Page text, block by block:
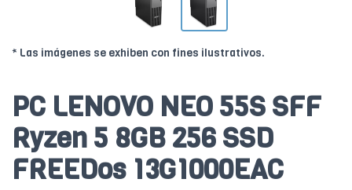
* Las imágenes se exhiben con fines ilustrativos.
PC LENOVO NEO 55S SFF
Ryzen 5 8GB 256 SSD
FREEDos 13G1000EAC